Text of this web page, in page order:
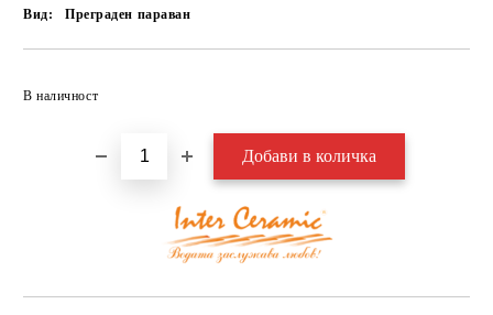
Вид: Преграден параван
В наличност